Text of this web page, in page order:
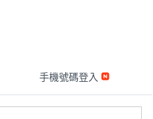
手機號碼登入